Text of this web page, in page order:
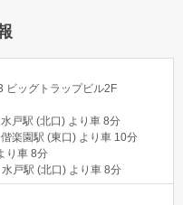
ビッグトラップビル2F
戸駅 (北口) より車 8分
楽園駅 (東口) より車 10分
り車 8分
戸駅 (北口) より車 8分